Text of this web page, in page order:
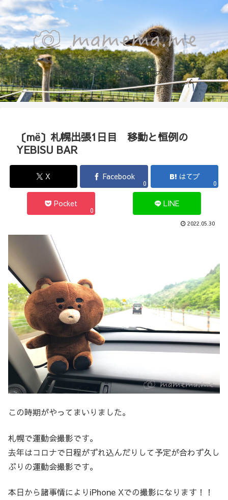
函館のカメラマン『Photo箱』naoのブログ
〔më〕札幌出張1日目 移動と恒例の
YEBISU BAR
X Facebook
0
はてブ
0
Pocket
0
LINE
2022.05.30
この時期がやってまいりました。
札幌で運動会撮影です。
去年はコロナで日程がずれ込んだりして予定が合わず久し
ぶりの運動会撮影です。
本日から諸事情によりiPhone Xでの撮影になります！！